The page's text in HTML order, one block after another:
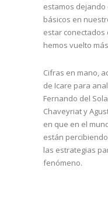
estamos
básicos en
estar conectados
hemos vuelto
Cifras en mano,
de Icare para
Fernando del
Chaveyriat y
en que en el
están
las estrategias
fenómeno.